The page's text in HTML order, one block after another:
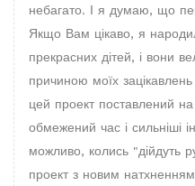
небагато. І я думаю, що
Якщо Вам цікаво, я
прекрасних дітей, і вони
причиною моїх
цей проект поставлений
обмежений час і сильніші
можливо, колись "дійдуть
проект з новим